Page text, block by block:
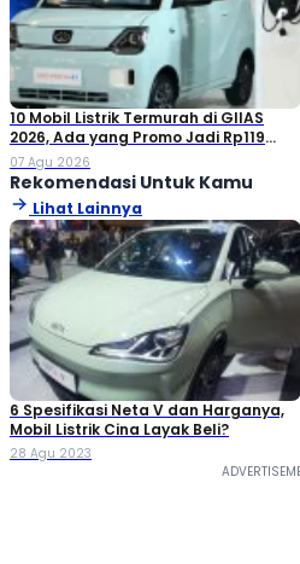
10 Mobil Listrik Termurah di GIIAS
2026, Ada yang Promo Jadi Rp119
Jutaan!
07 Agu 2026
Rekomendasi Untuk Kamu
Lihat Lainnya
6 Spesifikasi Neta V dan Harganya,
Mobil Listrik Cina Layak Beli?
28 Agu 2023